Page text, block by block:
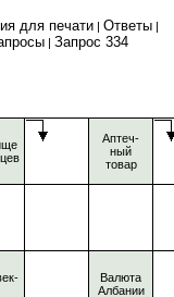
для печати| Ответы|
| Запрос 334
Аптеч-
ный
товар
Валюта
Албании